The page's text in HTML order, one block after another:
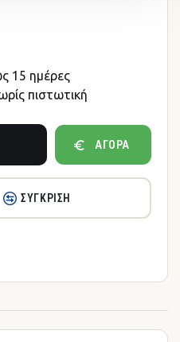
15 ημέρες
πιστωτική
ΑΓΟΡΆ
ΣΎΓΚΡΙΣΗ